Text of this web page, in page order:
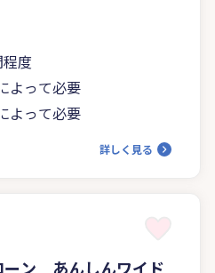
度
よって必要
よって必要
詳しく見る
ーン あんしんワイド